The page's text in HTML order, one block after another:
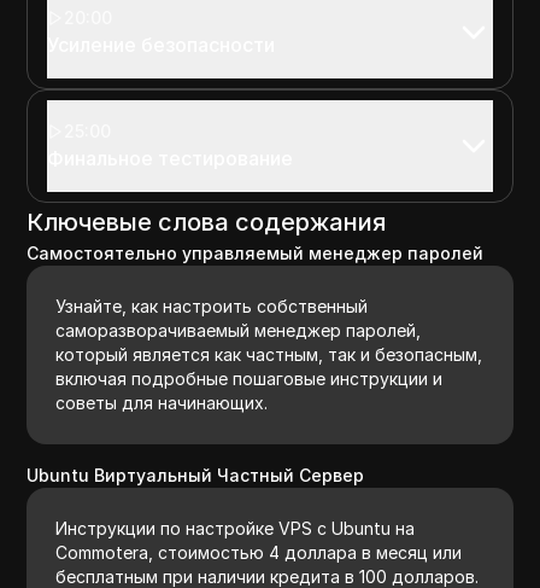
Ключевые слова содержания
Самостоятельно управляемый менеджер паролей
Узнайте, как настроить собственный
саморазворачиваемый менеджер паролей,
который является как частным, так и безопасным,
включая подробные пошаговые инструкции и
советы для начинающих.
Ubuntu Виртуальный Частный Сервер
Инструкции по настройке VPS с Ubuntu на
Commotera, стоимостью 4 доллара в месяц или
бесплатным при наличии кредита в 100 долларов.